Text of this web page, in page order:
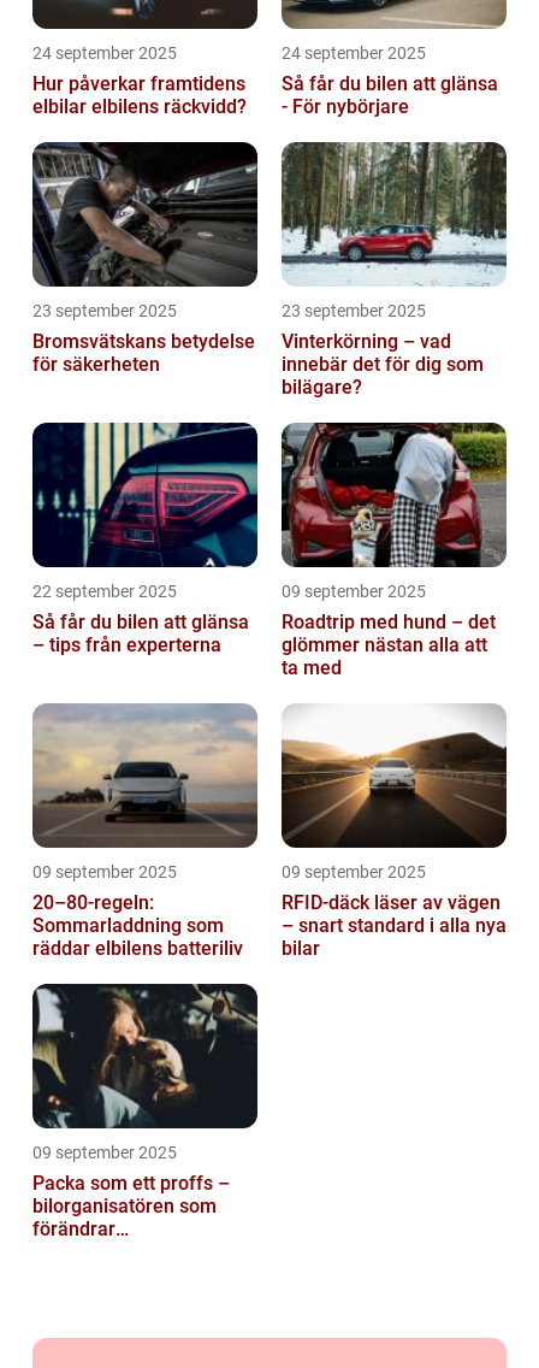
24 september 2025
Hur påverkar framtidens
elbilar elbilens räckvidd?
24 september 2025
Så får du bilen att glänsa
- För nybörjare
23 september 2025
Bromsvätskans betydelse
för säkerheten
23 september 2025
Vinterkörning – vad
innebär det för dig som
bilägare?
22 september 2025
Så får du bilen att glänsa
– tips från experterna
09 september 2025
Roadtrip med hund – det
glömmer nästan alla att
ta med
09 september 2025
20–80-regeln:
Sommarladdning som
räddar elbilens batteriliv
09 september 2025
RFID-däck läser av vägen
– snart standard i alla nya
bilar
09 september 2025
Packa som ett proffs –
bilorganisatören som
förändrar